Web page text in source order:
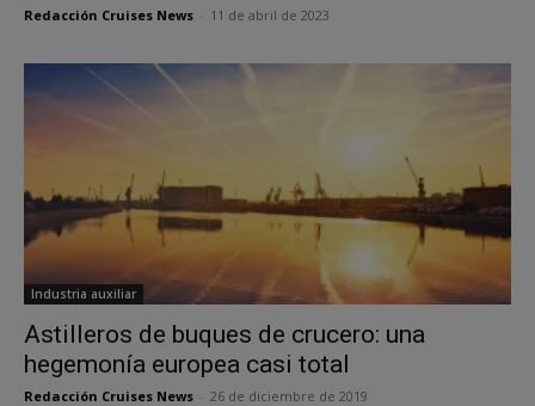
Redacción Cruises News 11 de abril de 2023
Industria auxiliar
Astilleros de buques de crucero: una
hegemonía europea casi total
Redacción Cruises News 26 de diciembre de 2019